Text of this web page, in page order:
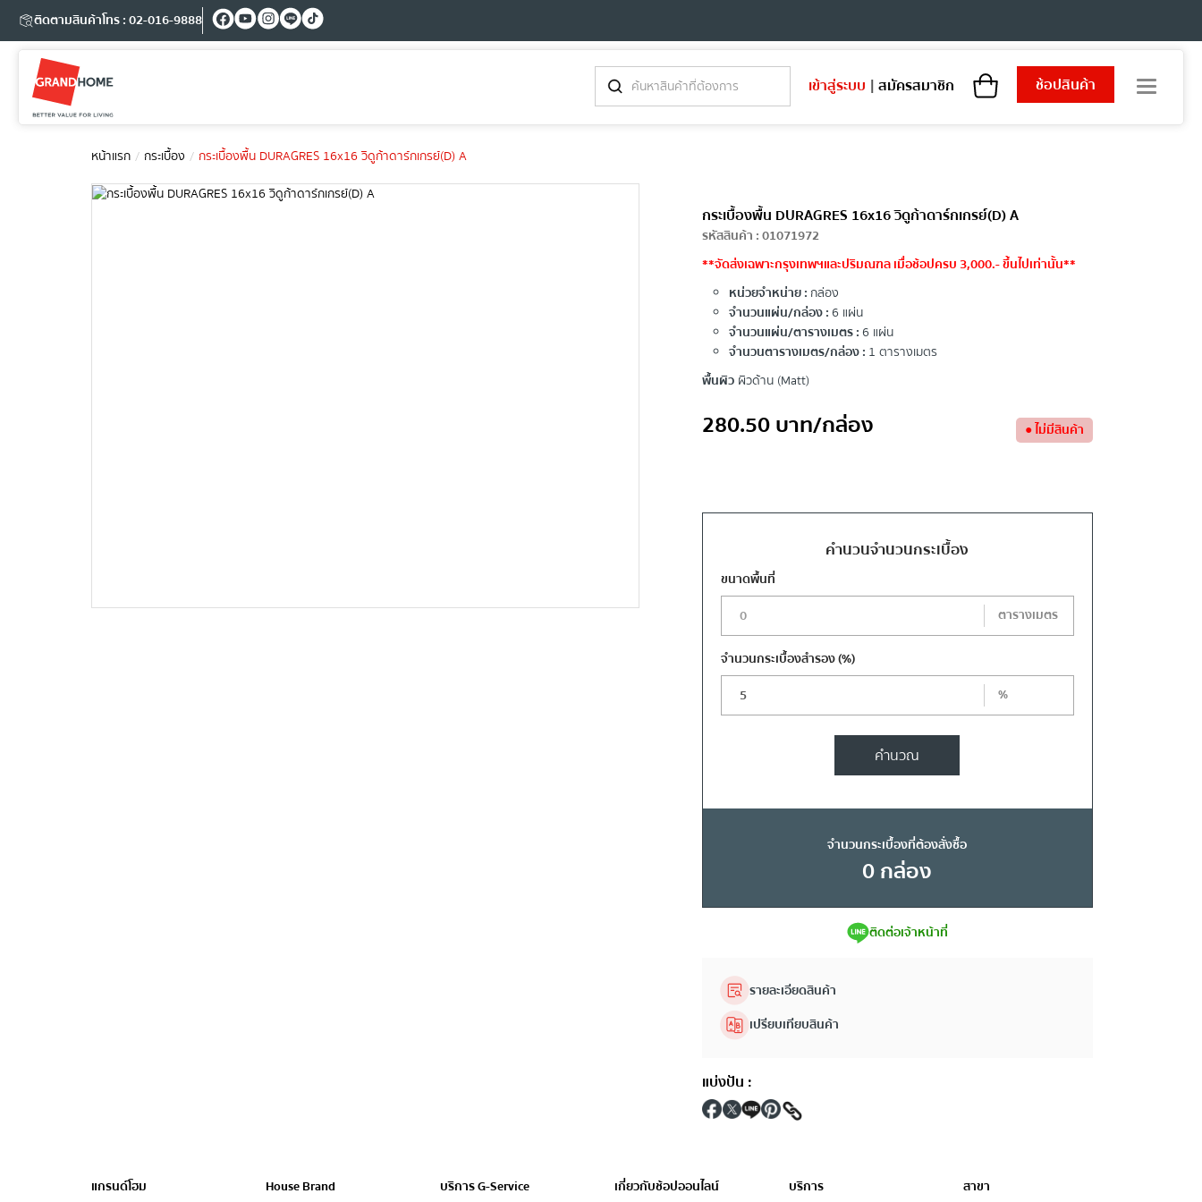
ติดตามสินค้าโทร : 02-016-9888
เข้าสู่ระบบ |สมัครสมาชิก ช้อปสินค้า
T
g
หน้าแรก กระเบื้อง กระเบื้องพื้น DURAGRES 16x16 วิดูก้าดาร์กเกรย์(D) A
กระเบื้องพื้น DURAGRES 16x16 วิดูก้าดาร์กเกรย์(D) A
รหัสสินค้า :01071972
**จัดส่งเฉพาะกรุงเทพฯและปริมณฑล เมื่อช้อปครบ 3,000.- ขึ้นไปเท่านั้น**
หน่วยจำหน่าย : กล่อง
จำนวนแผ่น/กล่อง :6 แผ่น
จำนวนแผ่น/ตารางเมตร :6 แผ่น
จำนวนตารางเมตร/กล่อง : 1 ตารางเมตร
พื้นผิวผิวด้าน (Matt)
280.50บาท/กล่อง ●ไม่มีสินค้า
คำนวนจำนวนกระเบื้อง
ขนาดพื้นที่
ตารางเมตร
จำนวนกระเบื้องสำรอง(%)
%
คำนวณ
จำนวนกระเบื้องที่ต้องสั่งซื้อ
0กล่อง
ติดต่อเจ้าหน้าที่
รายละเอียดสินค้า
เปรียบเทียบสินค้า
แบ่งปัน :
แกรนด์โฮม House Brand บริการ G-Service เกี่ยวกับช้อปออนไลน์ บริการ สาขา